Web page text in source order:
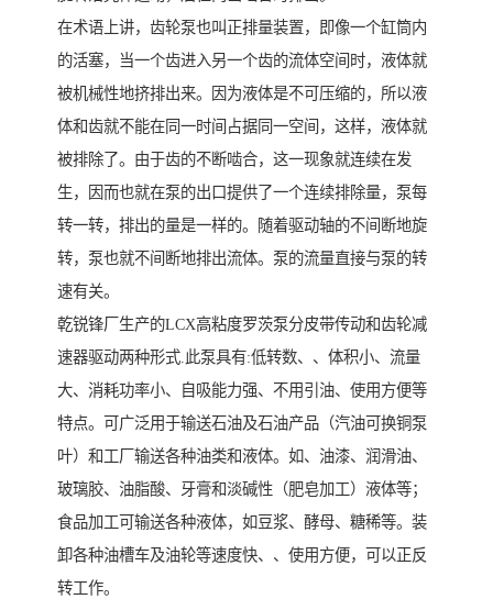
在术语上讲，齿轮泵也叫正排量装置，即像一个缸筒内
的活塞，当一个齿进入另一个齿的流体空间时，液体就
被机械性地挤排出来。因为液体是不可压缩的，所以液
体和齿就不能在同一时间占据同一空间，这样，液体就
被排除了。由于齿的不断啮合，这一现象就连续在发
生，因而也就在泵的出口提供了一个连续排除量，泵每
转一转，排出的量是一样的。随着驱动轴的不间断地旋
转，泵也就不间断地排出流体。泵的流量直接与泵的转
速有关。
乾锐锋厂生产的LCX高粘度罗茨泵分皮带传动和齿轮减
速器驱动两种形式.此泵具有:低转数、、体积小、流量
大、消耗功率小、自吸能力强、不用引油、使用方便等
特点。可广泛用于输送石油及石油产品（汽油可换铜泵
叶）和工厂输送各种油类和液体。如、油漆、润滑油、
玻璃胶、油脂酸、牙膏和淡碱性（肥皂加工）液体等；
食品加工可输送各种液体，如豆浆、酵母、糖稀等。装
卸各种油槽车及油轮等速度快、、使用方便，可以正反
转工作。